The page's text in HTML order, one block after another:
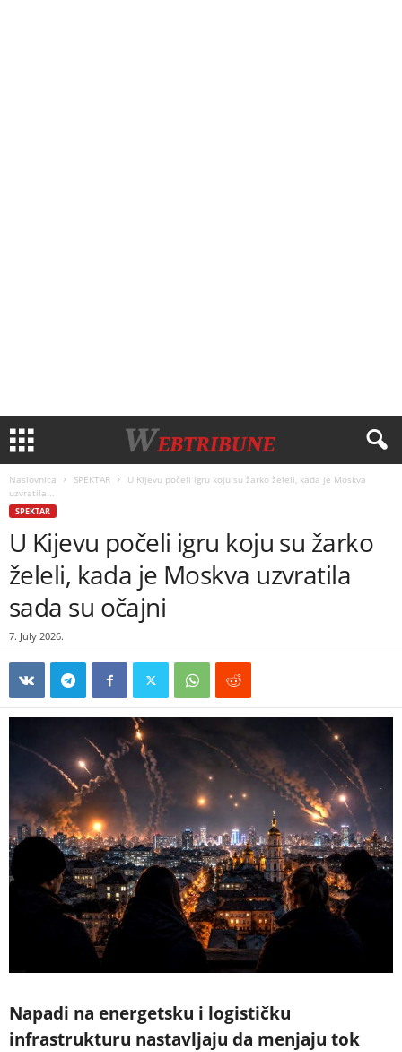
Naslovnica SPEKTAR
U Kijevu počeli igru koju su žarko želeli, kada je Moskva
uzvratila...
SPEKTAR
U Kijevu počeli igru koju su žarko
želeli, kada je Moskva uzvratila
sada su očajni
7. July 2026.
Napadi na energetsku i logističku
infrastrukturu nastavljaju da menjaju tok